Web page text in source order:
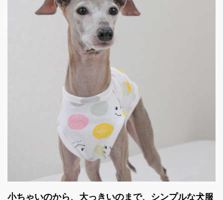
小ちゃいのから、大っきいのまで、シンプルな犬服